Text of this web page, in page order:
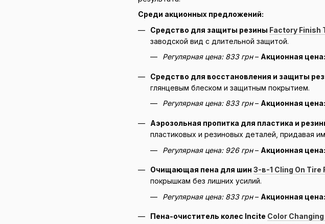
Среди акционных предложений:
Средство для защиты резины Factory Finish
заводской вид с длительной защитой.
Регулярная цена: 833 грн– Акционная
Средство для восстановления и защиты
глянцевым блеском и защитным покрытием.
Регулярная цена: 833 грн– Акционная
Аэрозольная пропитка для пластика и
пластиковых и резиновых деталей, придавая
Регулярная цена: 926 грн– Акционная
Очищающая пена для шин 3-в-1 Cling On Tire
покрышкам без лишних усилий.
Регулярная цена: 833 грн– Акционная
Пена-очиститель колес Incite Color